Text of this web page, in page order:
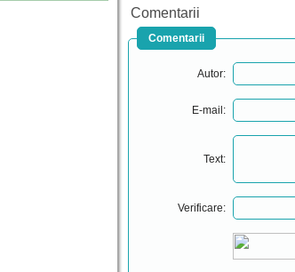
Comentarii
Comentarii
Autor:
E-mail:
Text:
Verificare: